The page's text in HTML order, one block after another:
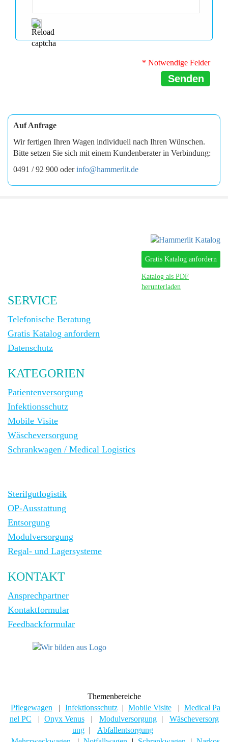
* Notwendige Felder
Senden
Auf Anfrage
Wir fertigen Ihren Wagen individuell nach Ihren Wünschen.
Bitte setzen Sie sich mit einem Kundenberater in Verbindung:
0491 / 92 900 oderinfo@hammerlit.de
Gratis Katalog anfordern
Katalog als PDF
herunterladen
SERVICE
Telefonische Beratung
Gratis Katalog anfordern
Datenschutz
KATEGORIEN
Patientenversorgung
Infektionsschutz
Mobile Visite
Wäscheversorgung
Schrankwagen / Medical Logistics
Sterilgutlogistik
OP-Ausstattung
Entsorgung
Modulversorgung
Regal- und Lagersysteme
KONTAKT
Ansprechpartner
Kontaktformular
Feedbackformular
Themenbereiche
Pflegewagen
| Infektionsschutz | Mobile Visite | Medical Pa
nel PC
| Onyx Venus | Modulversorgung |
Wäscheversorg
ung |
Abfallentsorgung